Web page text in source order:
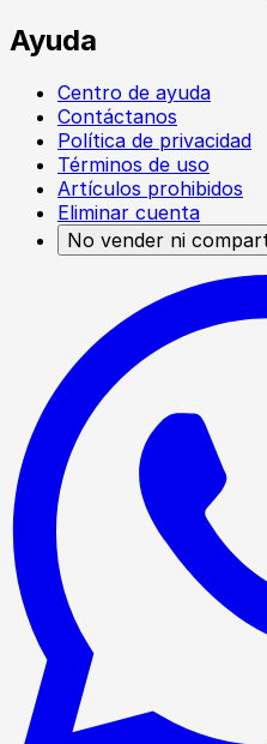
Ayuda
Centro de ayuda
Contáctanos
Política de privacidad
Términos de uso
Artículos prohibidos
Eliminar cuenta
No vender ni